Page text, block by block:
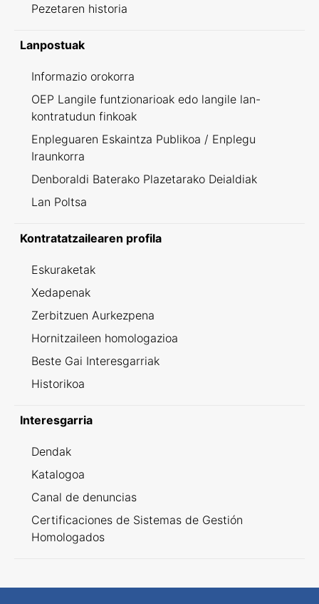
Pezetaren historia
Lanpostuak
Informazio orokorra
OEP Langile funtzionarioak edo langile lan-
kontratudun finkoak
Enpleguaren Eskaintza Publikoa / Enplegu
Iraunkorra
Denboraldi Baterako Plazetarako Deialdiak
Lan Poltsa
Kontratatzailearen profila
Eskuraketak
Xedapenak
Zerbitzuen Aurkezpena
Hornitzaileen homologazioa
Beste Gai Interesgarriak
Historikoa
Interesgarria
Dendak
Katalogoa
Canal de denuncias
Certificaciones de Sistemas de Gestión
Homologados